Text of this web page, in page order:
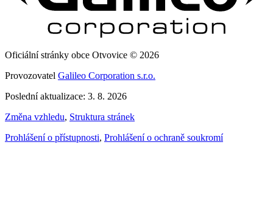
Oficiální stránky obce Otvovice © 2026
Provozovatel Galileo Corporation s.r.o.
Poslední aktualizace: 3. 8. 2026
Změna vzhledu, Struktura stránek
Prohlášení o přístupnosti, Prohlášení o ochraně soukromí